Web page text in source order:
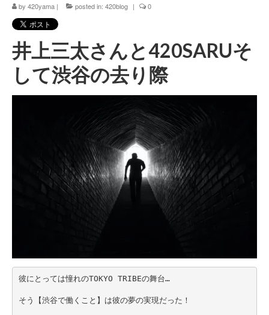
Instagram:420shibuya_official
About:FOUR TWENTY SHIBUYA
YouTube:420shibuya
420 Blog Full
420friendly 通販
by 420yama | posted in: 420blog | 0
井上三太さんと420SARUそ
して渋谷の去り際
彼にとっては憧れのTOKYO TRIBEの舞台…
そう【渋谷で働くこと】は彼の夢の実現だった！